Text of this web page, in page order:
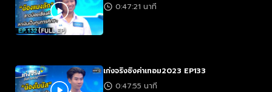
0:47:21 นาที
เก่งจริงชิงค่าเทอม2023 EP133
0:47:55 นาที